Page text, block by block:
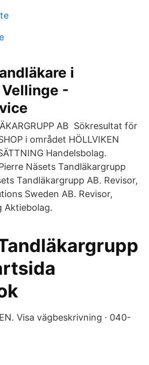
i
-
AB Sökresultat för
i området HÖLLVIKEN
Handelsbolag.
Näsets Tandläkargrupp
Tandläkargrupp AB. Revisor,
Sweden AB. Revisor,
Aktiebolag.
Visa vägbeskrivning · 040-